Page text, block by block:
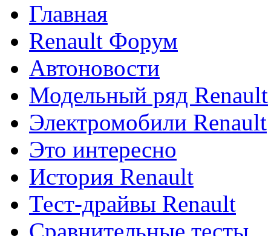
Главная
Renault Форум
Автоновости
Модельный ряд Renault
Электромобили Renault
Это интересно
История Renault
Тест-драйвы Renault